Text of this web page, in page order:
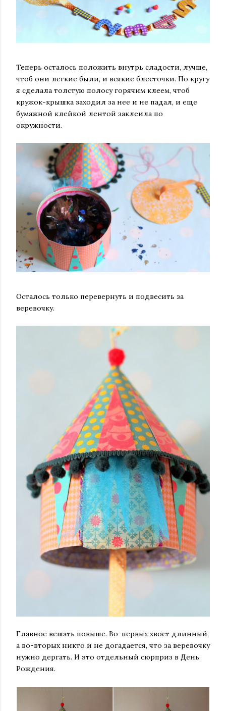
Теперь осталось положить внутрь сладости, лучше,
чтоб они легкие были, и всякие блесточки. По кругу
я сделала толстую полосу горячим клеем, чтоб
кружок-крышка заходил за нее и не падал, и еще
бумажной клейкой лентой заклеила по
окружности.
Осталось только перевернуть и подвесить за
веревочку.
Главное вешать повыше. Во-первых хвост длинный,
а во-вторых никто и не догадается, что за веревочку
нужно дергать. И это отдельный сюрприз в День
Рождения.